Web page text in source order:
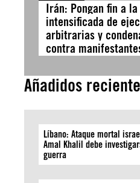
Irán: Pongan fin a
intensificada de
arbitrarias y
contra
Añadidos
Líbano: Ataque mortal
Amal Khalil debe
guerra